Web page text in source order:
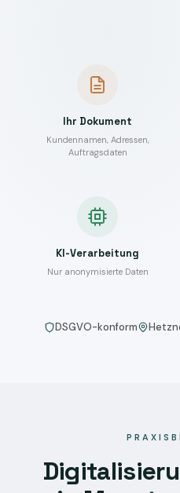
Ihr Dokument
Kundennamen, Adressen,
Auftragsdaten
KI-Verarbeitung
Nur anonymisierte Daten
DSGVO-konform